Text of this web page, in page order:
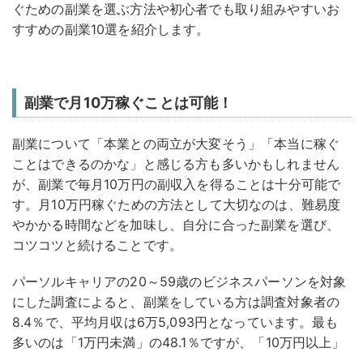
ぐための副業を選ぶ方法や初心者でも取り組みやすいお
すすめの副業10選を紹介します。
副業で月10万稼ぐことは可能！
副業について「本業との両立が大変そう」「本当に稼ぐ
ことはできるのかな」と感じる方も多いかもしれません
が、副業で毎月10万円の副収入を得ることは十分可能で
す。 月10万円稼ぐための方法として大切なのは、難易度
やかかる時間などを加味し、自分に合った副業を選び、
コツコツと続けることです。
パーソルキャリアの20～59歳のビジネスパーソンを対象
にした調査によると、副業をしている方は調査対象者の
8.4％で、平均月収は6万5,093円となっています。最も
多いのは「1万円未満」の48.1％ですが、「10万円以上」